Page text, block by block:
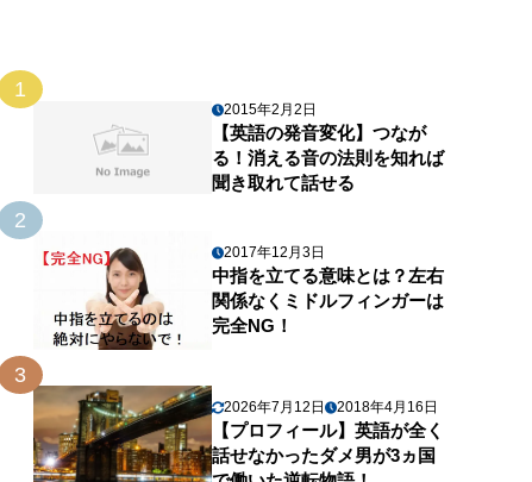
1
2015年2月2日
【英語の発音変化】つなが
る！消える音の法則を知れば
聞き取れて話せる
2
2017年12月3日
中指を立てる意味とは？左右
関係なくミドルフィンガーは
完全NG！
3
2026年7月12日 2018年4月16日
【プロフィール】英語が全く
話せなかったダメ男が3ヵ国